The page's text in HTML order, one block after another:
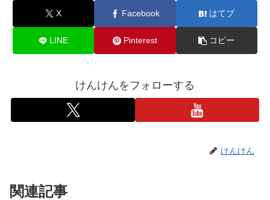
X Facebook はてブ
LINE Pinterest コピー
けんけんをフォローする
けんけん
関連記事